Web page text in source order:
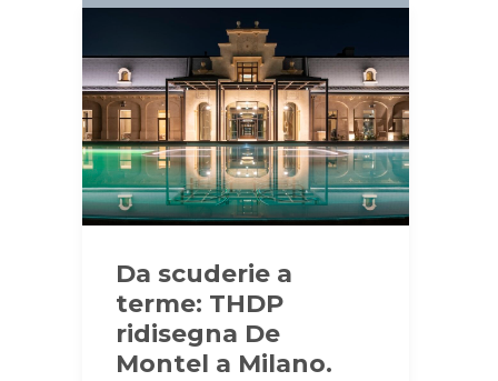
Da scuderie a
terme: THDP
ridisegna De
Montel a Milano.